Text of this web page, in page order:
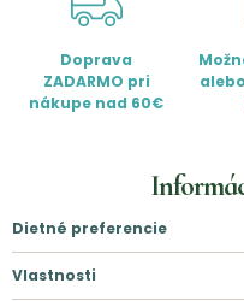
Doprava
ZADARMO pri
nákupe nad 60€
Dietné preferencie
Vlastnosti